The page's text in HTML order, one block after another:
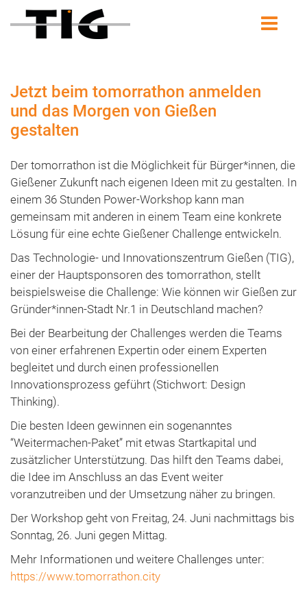
Jetzt beim tomorrathon anmelden
und das Morgen von Gießen
gestalten
Der tomorrathon ist die Möglichkeit für Bürger*innen, die
Gießener Zukunft nach eigenen Ideen mit zu gestalten. In
einem 36 Stunden Power-Workshop kann man
gemeinsam mit anderen in einem Team eine konkrete
Lösung für eine echte Gießener Challenge entwickeln.
Das Technologie- und Innovationszentrum Gießen (TIG),
einer der Hauptsponsoren des tomorrathon, stellt
beispielsweise die Challenge: Wie können wir Gießen zur
Gründer*innen-Stadt Nr.1 in Deutschland machen?
Bei der Bearbeitung der Challenges werden die Teams
von einer erfahrenen Expertin oder einem Experten
begleitet und durch einen professionellen
Innovationsprozess geführt (Stichwort: Design
Thinking).
Die besten Ideen gewinnen ein sogenanntes
“Weitermachen-Paket” mit etwas Startkapital und
zusätzlicher Unterstützung. Das hilft den Teams dabei,
die Idee im Anschluss an das Event weiter
voranzutreiben und der Umsetzung näher zu bringen.
Der Workshop geht von Freitag, 24. Juni nachmittags bis
Sonntag, 26. Juni gegen Mittag.
Mehr Informationen und weitere Challenges unter:
https://www.tomorrathon.city